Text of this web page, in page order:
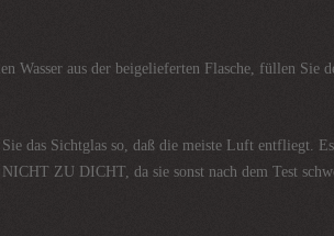
Wasser aus der beigelieferten Flasche, füllen Sie
das Sichtglas so, daß die meiste Luft entfliegt.
ZU DICHT, da sie sonst nach dem Test